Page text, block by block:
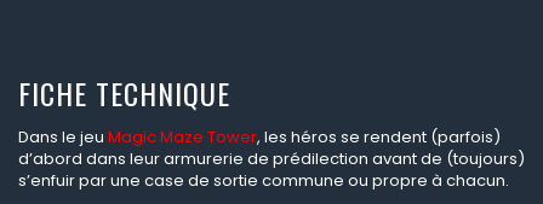
FICHE TECHNIQUE
Dans le jeu Magic Maze Tower, les héros se rendent (parfois)
d’abord dans leur armurerie de prédilection avant de (toujours)
s’enfuir par une case de sortie commune ou propre à chacun.